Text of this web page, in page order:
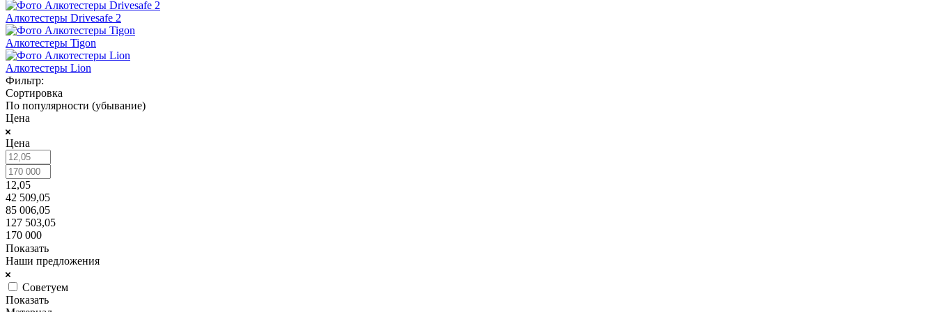
Алкотестеры Drivesafe 2
Алкотестеры Tigon
Алкотестеры Lion
Фильтр:
Сортировка
По популярности (убывание)
Цена
Цена
12,05
42 509,05
85 006,05
127 503,05
170 000
Показать
Наши предложения
Советуем
Показать